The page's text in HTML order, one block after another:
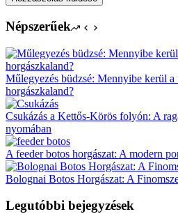
Népszerűek
Műlegyezés büdzsé: Mennyibe kerül a
horgászkaland?
Csukázás a Kettős-Körös folyón: A
nyomában
A feeder botos horgászat: A modern
Bolognai Botos Horgászat: A
Legutóbbi bejegyzések